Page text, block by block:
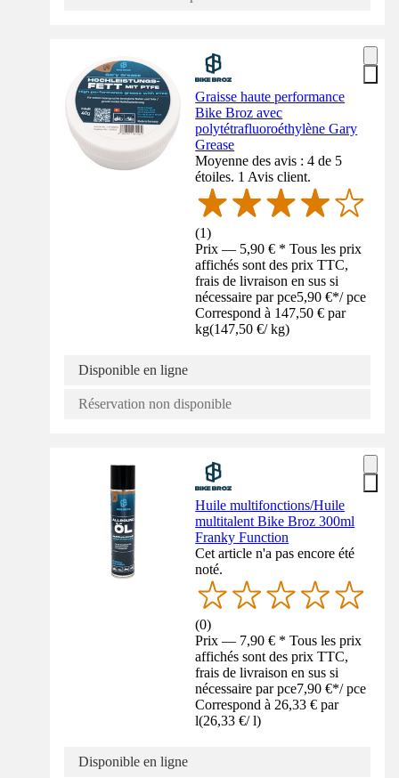
Graisse haute performance
Bike Broz avec
polytétrafluoroéthylène Gary
Grease
Moyenne des avis : 4 de 5
étoiles. 1 Avis client.
(1)
Prix — 5,90 € * Tous les prix
affichés sont des prix TTC,
frais de livraison en sus si
nécessaire par pce5,90 €*/ pce
Correspond à 147,50 € par
kg(147,50 €/ kg)
Disponible en ligne
Réservation non disponible
Huile multifonctions/Huile
multitalent Bike Broz 300ml
Franky Function
Cet article n'a pas encore été
noté.
(0)
Prix — 7,90 € * Tous les prix
affichés sont des prix TTC,
frais de livraison en sus si
nécessaire par pce7,90 €*/ pce
Correspond à 26,33 € par
l(26,33 €/ l)
Disponible en ligne